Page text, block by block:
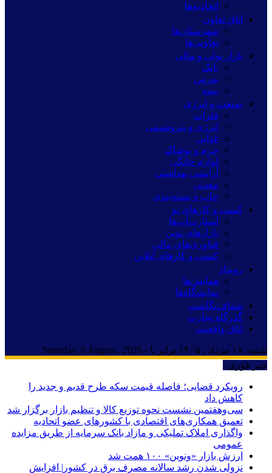
اتحادیه‌ها
اتاق تعاون
شهرستان‌ها
تعاونی‌ها
بازار پولی و مالی
بانک
بورس
بیمه
صنعت و انرژی
فلزات
انرژی و پتروشیمی
غذایی
چرم و پوشاک
لوازم خانگی
آرایشی بهداشتی
معدنی
چاپ و بسته‌بندی
کسب و کارهای نو
استارت‌آپ‌ها
بازارهای نوین
فناوری‌های مالی
کسب و کارهای آنلاین
رویداد
همایش‌ها
نمایشگاه‌ها
شفاف‌نگاشت
گذرگاه تجارت
اتاق واقعیت
شنبه, ۱۷ مرداد , ۱۴۰۵ برابر با - Saturday, 8 August , 2026
خبر فوری :
رویکرد قضایی؛ فاصله قیمت سکه طرح قدیم و جدید را
کاهش داد
سی‌و‌هفتمین نشست نحوه توزیع کالا و تنظیم بازار برگزار شد
تعمیق همکاری‌های اقتصادی با کشورهای عضو اتحادیه
واگذاری املاک تملیکی و مازاد بانک سرمایه از طریق مزایده
عمومی
ارزش بازار «ونوین» ۱۰۰ همت شد
نزولی شدن رشد سالانه مصرف برق در کشور| افزایش